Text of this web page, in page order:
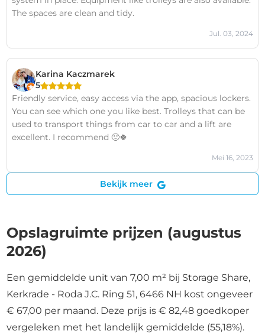
The spaces are clean and tidy.
Jul. 03, 2024
Karina Kaczmarek
5
Friendly service, easy access via the app, spacious lockers.
You can see which one you like best. Trolleys that can be
used to transport things from car to car and a lift are
excellent. I recommend 🙂🍀
Mei 16, 2023
Bekijk meer
Opslagruimte prijzen (augustus
2026)
Een gemiddelde unit van 7,00 m² bij Storage Share,
Kerkrade - Roda J.C. Ring 51, 6466 NH kost ongeveer
€ 67,00 per maand. Deze prijs is € 82,48 goedkoper
vergeleken met het landelijk gemiddelde (55,18%).